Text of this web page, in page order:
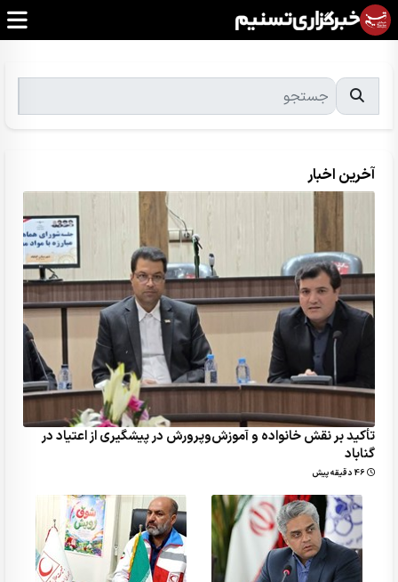
آخرین اخبار
تأکید بر نقش خانواده و آموزش‌وپرورش در پیشگیری از اعتیاد در
گناباد
46 دقیقه پیش